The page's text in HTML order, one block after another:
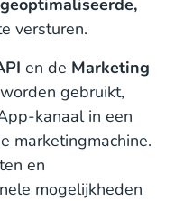
versturen.
en de Marketing
gebruikt,
kanaal in een
marketingmachine.
en
mogelijkheden